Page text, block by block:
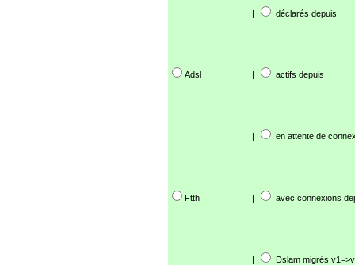
| déclarés depuis
Adsl | actifs depuis
| en attente de
Ftth | avec connexions
| Dslam migrés